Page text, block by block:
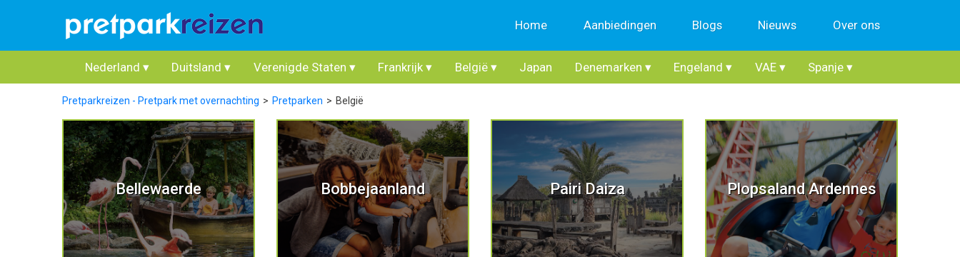
Home Aanbiedingen Blogs Nieuws Over ons
Nederland ▾ Duitsland ▾ Verenigde Staten ▾ Frankrijk ▾ België ▾ Japan Denemarken ▾ Engeland ▾ VAE ▾ Spanje ▾
Pretparkreizen - Pretpark met overnachting Pretparken België
Bellewaerde Bobbejaanland Pairi Daiza Plopsaland Ardennes